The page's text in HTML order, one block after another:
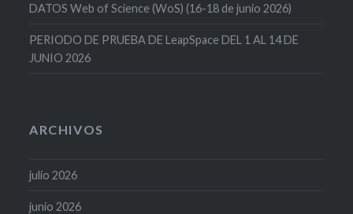
DATOS Web of Science (WoS) (16-18 de junio 2026)
PERIODO DE PRUEBA DE LeapSpace DEL 1 AL 14 DE
JUNIO 2026
ARCHIVOS
julio 2026
junio 2026